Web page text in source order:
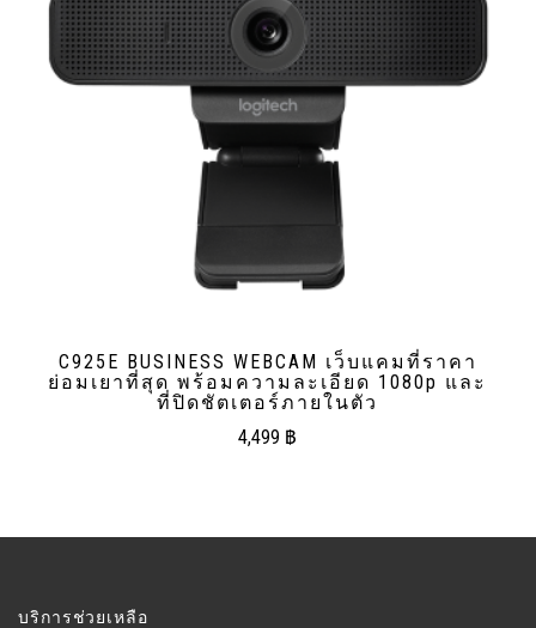
C925E BUSINESS WEBCAM เว็บแคมที่ราคา
ย่อมเยาที่สุด พร้อมความละเอียด 1080p และ
ที่ปิดชัตเตอร์ภายในตัว
4,499 ฿
บริการช่วยเหลือ